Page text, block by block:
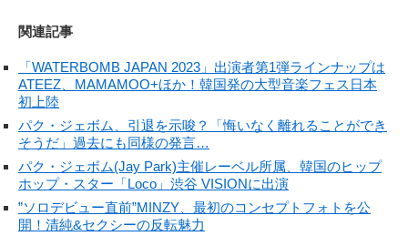
関連記事
「WATERBOMB JAPAN 2023」出演者第1弾ラインナップは
ATEEZ、MAMAMOO+ほか！韓国発の大型音楽フェス日本
初上陸
パク・ジェボム、引退を示唆？「悔いなく離れることができ
そうだ」過去にも同様の発言…
パク・ジェボム(Jay Park)主催レーベル所属、韓国のヒップ
ホップ・スター「Loco」渋谷 VISIONに出演
”ソロデビュー直前”MINZY、最初のコンセプトフォトを公
開！清純&セクシーの反転魅力